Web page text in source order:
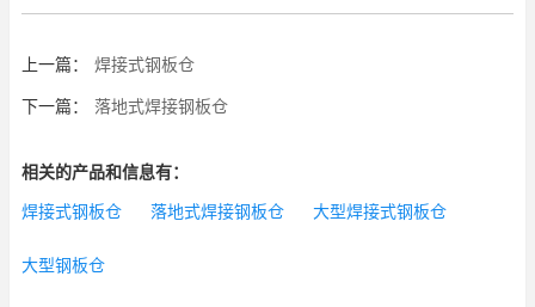
上一篇： 焊接式钢板仓
下一篇： 落地式焊接钢板仓
相关的产品和信息有：
焊接式钢板仓 落地式焊接钢板仓 大型焊接式钢板仓
大型钢板仓